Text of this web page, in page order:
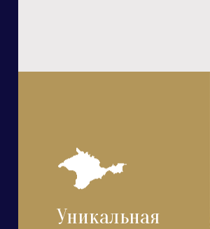
Уникальная